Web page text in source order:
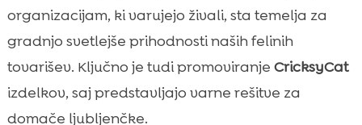
organizacijam, ki varujejo živali, sta temelja za
gradnjo svetlejše prihodnosti naših felinih
tovarišev. Ključno je tudi promoviranje CricksyCat
izdelkov, saj predstavljajo varne rešitve za
domače ljubljenčke.